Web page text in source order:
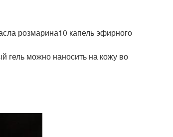
розмарина10 капель эфирного
гель можно наносить на кожу во